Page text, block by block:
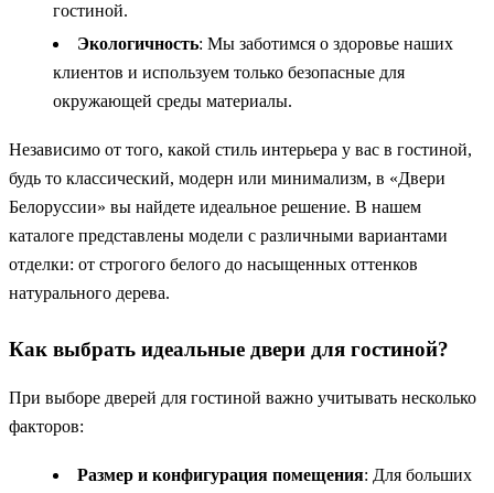
гостиной.
Экологичность: Мы заботимся о здоровье наших
клиентов и используем только безопасные для
окружающей среды материалы.
Независимо от того, какой стиль интерьера у вас в гостиной,
будь то классический, модерн или минимализм, в «Двери
Белоруссии» вы найдете идеальное решение. В нашем
каталоге представлены модели с различными вариантами
отделки: от строгого белого до насыщенных оттенков
натурального дерева.
Как выбрать идеальные двери для гостиной?
При выборе дверей для гостиной важно учитывать несколько
факторов:
Размер и конфигурация помещения: Для больших